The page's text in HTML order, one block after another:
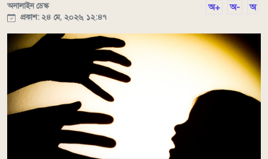
অনালাইন ডেস্ক
প্রকাশ: ২৪ মে, ২০২৬, ১২:৪৭
অ+ অ- অ